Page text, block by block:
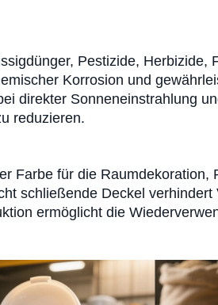
Pestizide,
Korrosion und
direkter Sonneneinstrahlung
reduzieren.
Farbe für die
schließende Deckel
ermöglicht die